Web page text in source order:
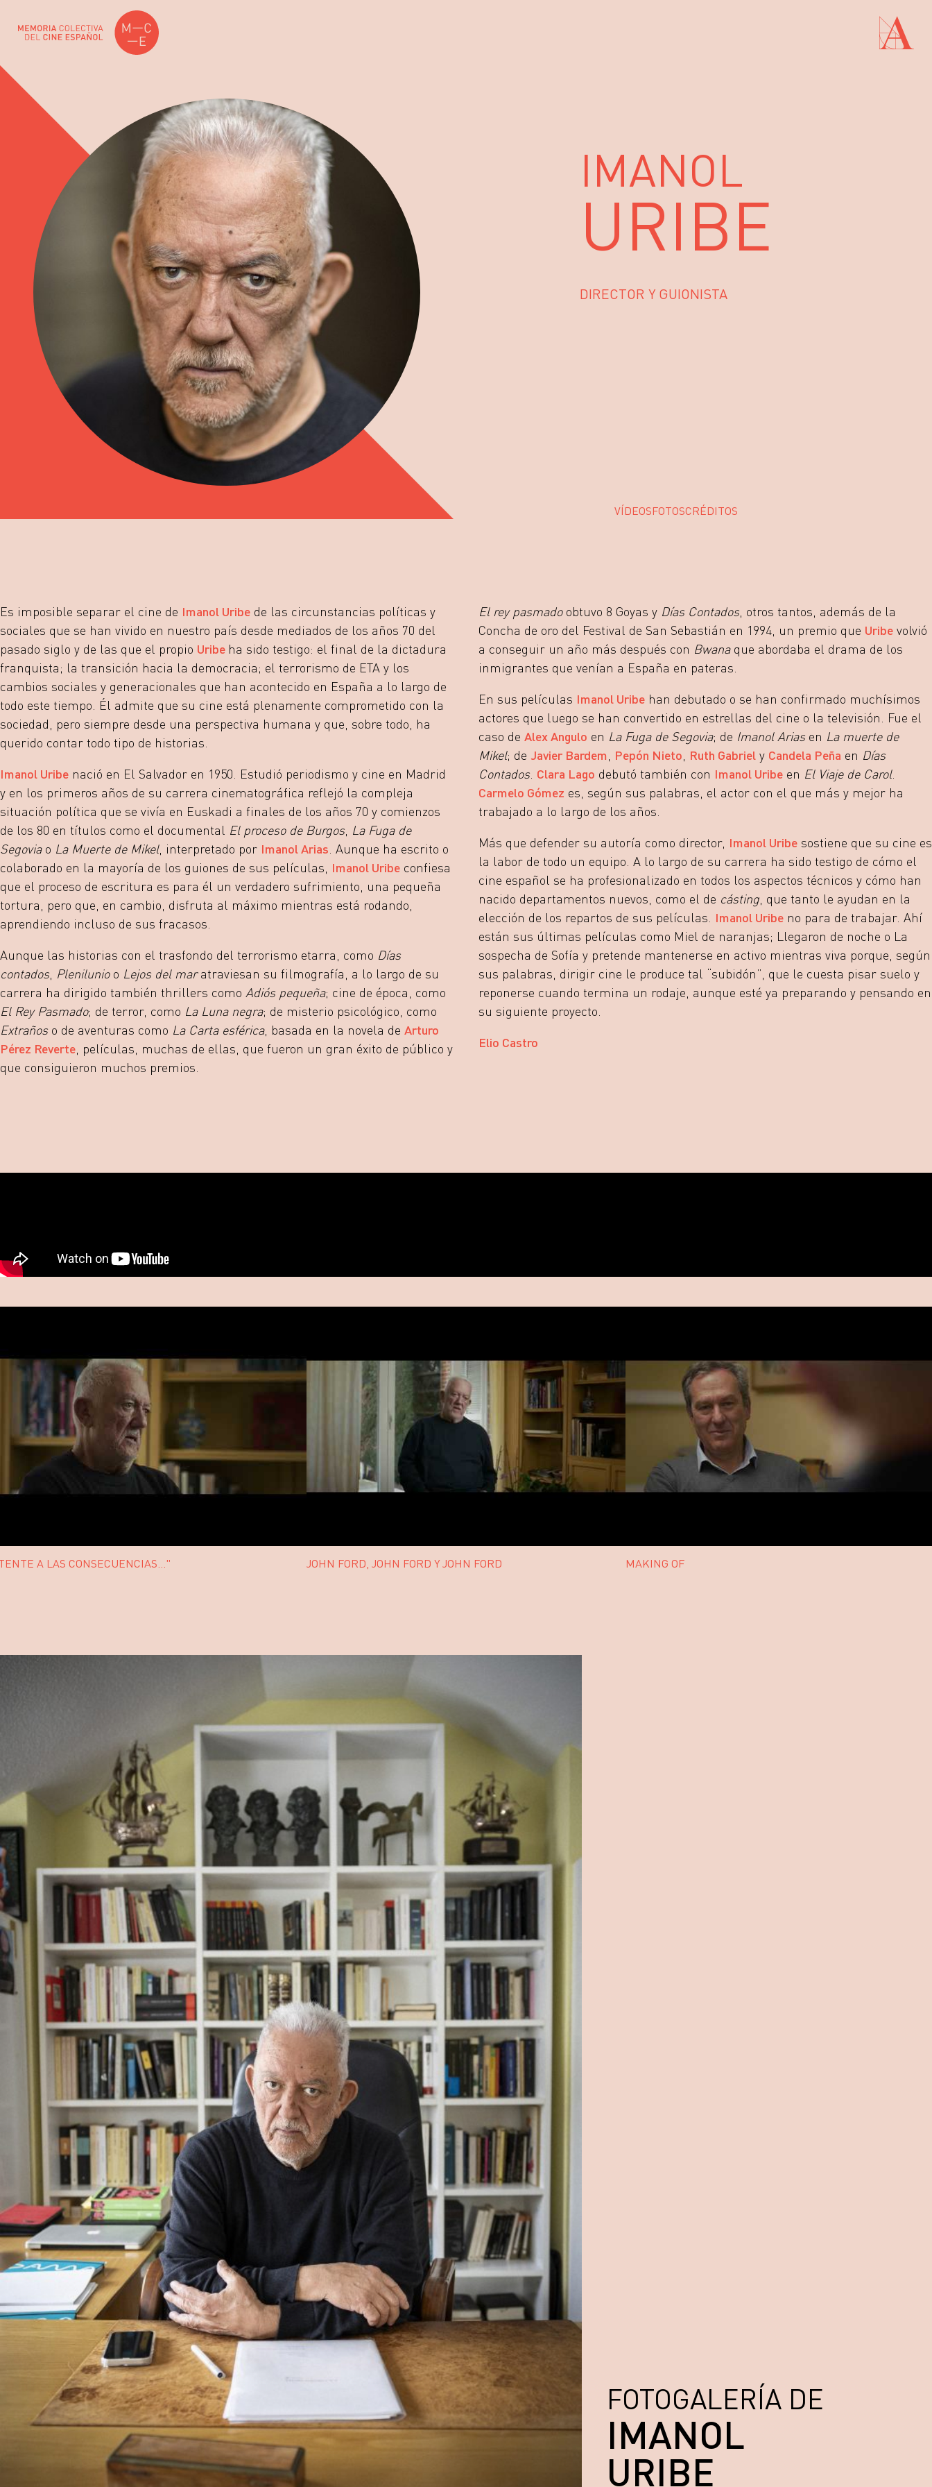
IMANOL
URIBE
DIRECTOR Y GUIONISTA
VÍDEOSFOTOSCRÉDITOS
Es imposible separar el cine de Imanol Uribe de las circunstancias políticas y
sociales que se han vivido en nuestro país desde mediados de los años 70 del
pasado siglo y de las que el propio Uribe ha sido testigo: el final de la dictadura
franquista; la transición hacia la democracia; el terrorismo de ETA y los
cambios sociales y generacionales que han acontecido en España a lo largo de
todo este tiempo. Él admite que su cine está plenamente comprometido con la
sociedad, pero siempre desde una perspectiva humana y que, sobre todo, ha
querido contar todo tipo de historias.
Imanol Uribe nació en El Salvador en 1950. Estudió periodismo y cine en Madrid
y en los primeros años de su carrera cinematográfica reflejó la compleja
situación política que se vivía en Euskadi a finales de los años 70 y comienzos
de los 80 en títulos como el documental El proceso de Burgos, La Fuga de
Segoviao La Muerte de Mikel, interpretado por Imanol Arias . Aunque ha escrito o
colaborado en la mayoría de los guiones de sus películas, Imanol Uribe confiesa
que el proceso de escritura es para él un verdadero sufrimiento, una pequeña
tortura, pero que, en cambio, disfruta al máximo mientras está rodando,
aprendiendo incluso de sus fracasos.
Aunque las historias con el trasfondo del terrorismo etarra, como Días
contados, Plenilunio o Lejos del maratraviesan su filmografía, a lo largo de su
carrera ha dirigido también thrillers como Adiós pequeña; cine de época, como
El Rey Pasmado; de terror, como La Luna negra; de misterio psicológico, como
Extrañoso de aventuras como La Carta esférica, basada en la novela de Arturo
Pérez Reverte , películas, muchas de ellas, que fueron un gran éxito de público y
que consiguieron muchos premios.
El rey pasmado obtuvo 8 Goyas y Días Contados, otros tantos, además de la
Concha de oro del Festival de San Sebastián en 1994, un premio que Uribe volvió
a conseguir un año más después con Bwanaque abordaba el drama de los
inmigrantes que venían a España en pateras.
En sus películas Imanol Uribe han debutado o se han confirmado muchísimos
actores que luego se han convertido en estrellas del cine o la televisión. Fue el
caso de Alex Angulo en La Fuga de Segovia; de Imanol Ariasen La muerte de
Mikel; de Javier Bardem Pepón Nieto Ruth Gabriel y Candela Peña en Días
Contados. Clara Lago debutó también con Imanol Uribe en El Viaje de Carol.
Carmelo Gómez es, según sus palabras, el actor con el que más y mejor ha
trabajado a lo largo de los años.
Más que defender su autoría como director, Imanol Uribe sostiene que su cine es
la labor de todo un equipo. A lo largo de su carrera ha sido testigo de cómo el
cine español se ha profesionalizado en todos los aspectos técnicos y cómo han
nacido departamentos nuevos, como el de cásting , que tanto le ayudan en la
elección de los repartos de sus películas. Imanol Uribe no para de trabajar. Ahí
están sus últimas películas como Miel de naranjas; Llegaron de noche o La
sospecha de Sofía y pretende mantenerse en activo mientras viva porque, según
sus palabras, dirigir cine le produce tal “subidón”, que le cuesta pisar suelo y
reponerse cuando termina un rodaje, aunque esté ya preparando y pensando en
su siguiente proyecto.
Elio Castro
A LAS CONSECUENCIAS..." JOHN FORD, JOHN FORD Y JOHN FORD MAKING OF
FOTOGALERÍA DE
IMANOL
URIBE
CONTACTO
RESIDENCIAS